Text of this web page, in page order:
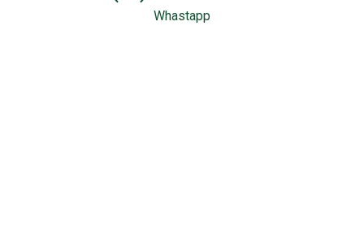
Whastapp